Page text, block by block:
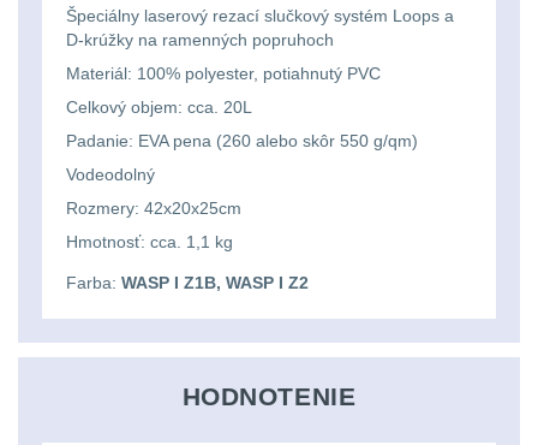
Nabíjacie
baterky
Svietidlá
magnetom
CRI≥90
Hydratační vaky10
Pouzdra a Kapsy 612
Organizéry109
Na opasek136
Na zasobniky157
Odhazováky39
Špeciálny laserový rezací slučkový systém Loops a
D-krúžky na ramenných popruhoch
Materiál: 100% polyester, potiahnutý PVC
Celkový objem: cca. 20L
Padanie: EVA pena (260 alebo skôr 550 g/qm)
Vodeodolný
Rozmery: 42x20x25cm
Hmotnosť: cca. 1,1 kg
Farba: WASP I Z1B, WASP I Z2
HODNOTENIE